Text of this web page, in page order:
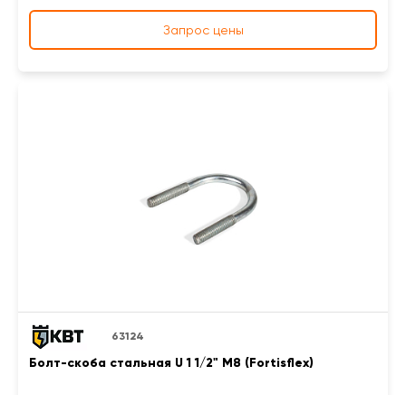
Запрос цены
63124
Болт-скоба стальная U 1 1/2" М8 (Fortisflex)